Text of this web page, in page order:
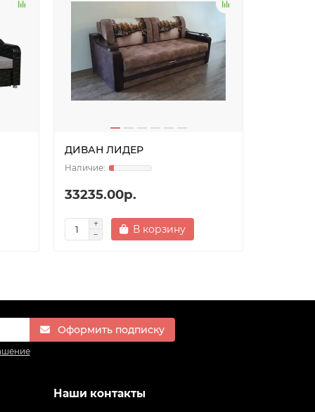
ДИВАН ЛИДЕР
33235.00р.
В корзину
Оформить подписку
Наши контакты